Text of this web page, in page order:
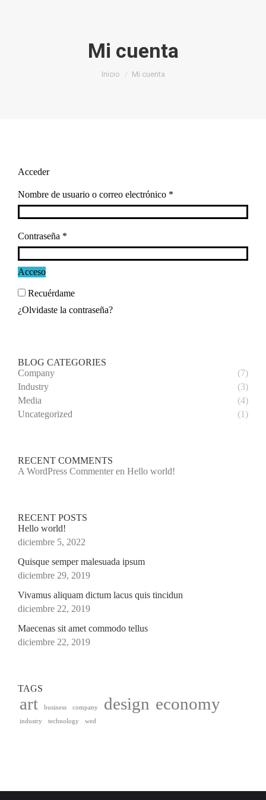
Mi cuenta
Inicio Mi cuenta
Acceder
Nombre de usuario o correo electrónico *
Contraseña *
Acceso
Recuérdame
¿Olvidaste la contraseña?
BLOG CATEGORIES
Company
(7)
Industry
(3)
Media
(4)
Uncategorized
(1)
RECENT COMMENTS
A WordPress Commenteren Hello world!
RECENT POSTS
Hello world!
diciembre 5, 2022
Quisque semper malesuada ipsum
diciembre 29, 2019
Vivamus aliquam dictum lacus quis tincidun
diciembre 22, 2019
Maecenas sit amet commodo tellus
diciembre 22, 2019
TAGS
art business company design economy
industry technology wed